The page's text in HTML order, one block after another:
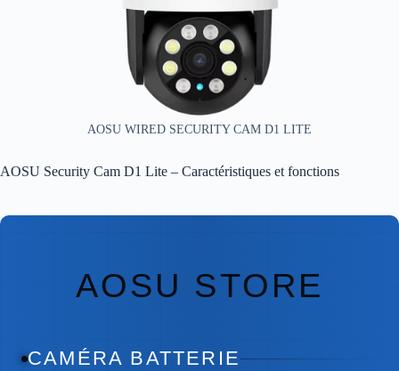
AOSU WIRED SECURITY CAM D1 LITE
AOSU Security Cam D1 Lite – Caractéristiques et fonctions
AOSU STORE
CAMÉRA BATTERIE